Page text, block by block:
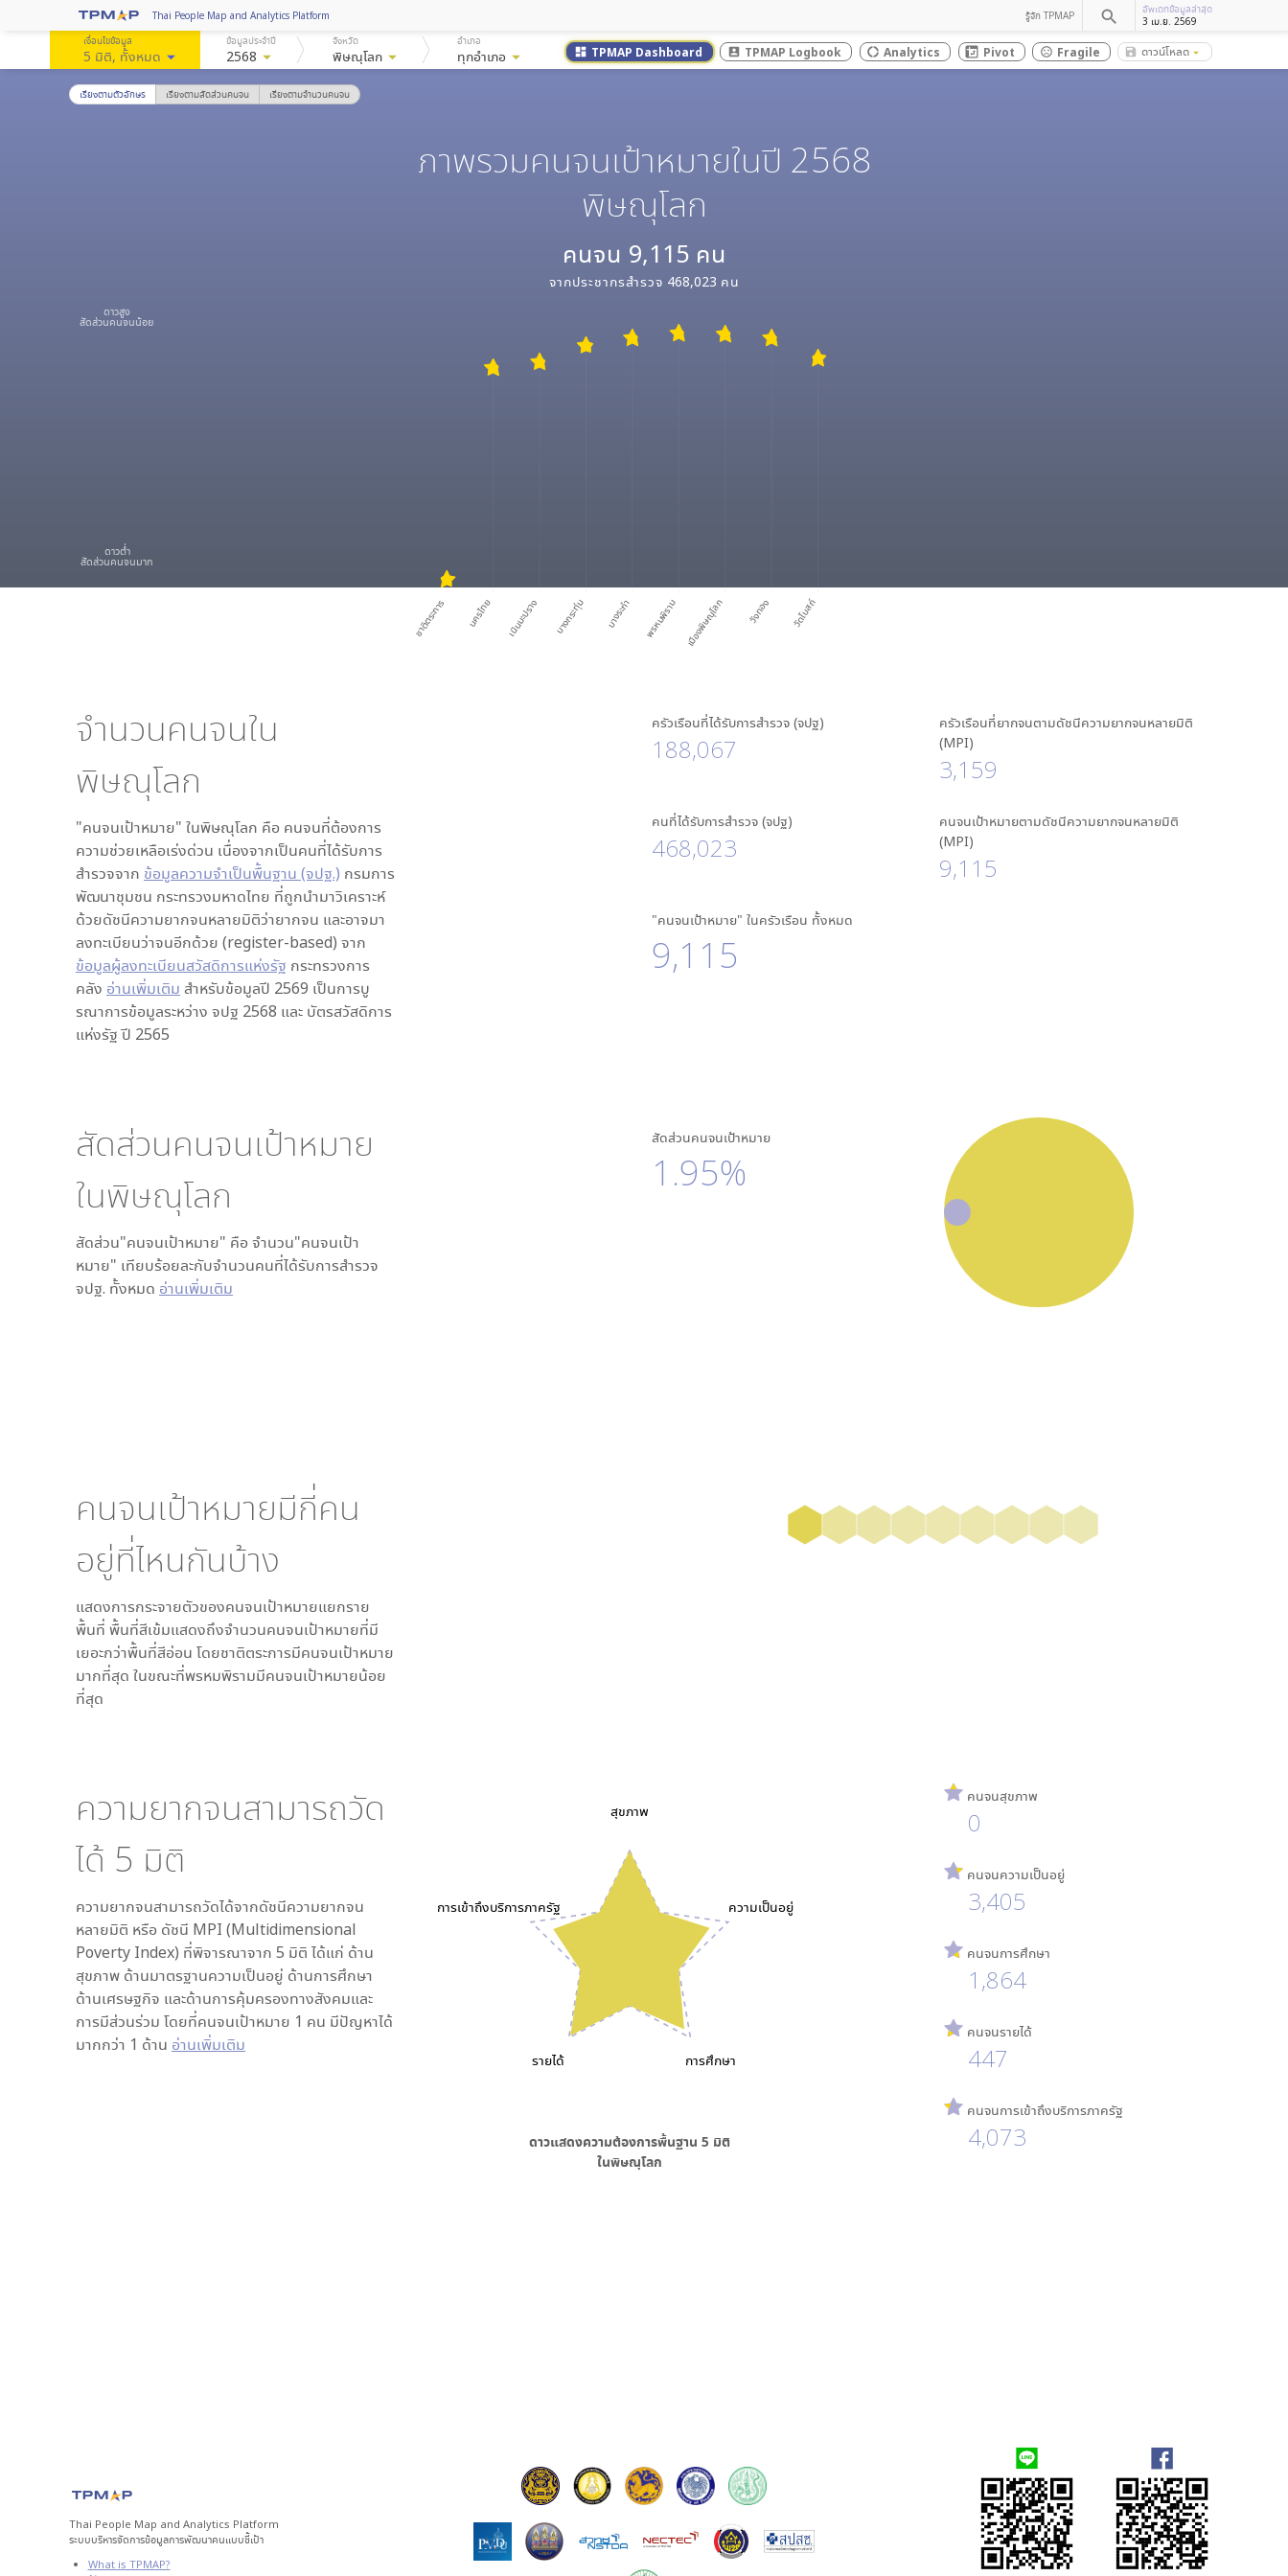
Thai People Map and Analytics Platform รู้จัก TPMAP search
อัพเดทข้อมูลล่าสุด
3 เม.ย. 2569
เงื่อนไขข้อมูล
5 มิติ, ทั้งหมด arrow_drop_down
ข้อมูลประจำปี
2568 arrow_drop_down
จังหวัด
พิษณุโลกarrow_drop_down
อำเภอ
ทุกอำเภอ arrow_drop_down dashboard TPMAP Dashboard account_box TPMAP Logbook donut_large Analytics Pivot sentiment_dissatisfied Fragile save_alt
ดาวน์โหลด arrow_drop_down
เรียงตามตัวอักษร เรียงตามสัดส่วนคนจน เรียงตามจำนวนคนจน
ภาพรวมคนจนเป้าหมายในปี 2568
พิษณุโลก
คนจน 9,115 คน
จากประชากรสำรวจ 468,023 คน
ชาติตระการ นครไทย เนินมะปราง บางกระทุ่ม บางระกำ พรหมพิราม เมืองพิษณุโลก วังทอง วัดโบสถ์
ดาวสูง
สัดส่วนคนจนน้อย
ดาวต่ำ
สัดส่วนคนจนมาก
จำนวนคนจนใน
พิษณุโลก
"คนจนเป้าหมาย" ในพิษณุโลก คือ คนจนที่ต้องการ
ความช่วยเหลือเร่งด่วน เนื่องจากเป็นคนที่ได้รับการ
สำรวจจาก ข้อมูลความจำเป็นพื้นฐาน (จปฐ.) กรมการ
พัฒนาชุมชน กระทรวงมหาดไทย ที่ถูกนำมาวิเคราะห์
ด้วยดัชนีความยากจนหลายมิติว่ายากจน และอาจมา
ลงทะเบียนว่าจนอีกด้วย (register-based) จาก
ข้อมูลผู้ลงทะเบียนสวัสดิการแห่งรัฐ กระทรวงการ
คลัง อ่านเพิ่มเติม สำหรับข้อมูลปี 2569 เป็นการบู
รณาการข้อมูลระหว่าง จปฐ 2568 และ บัตรสวัสดิการ
แห่งรัฐ ปี 2565
ครัวเรือนที่ได้รับการสำรวจ (จปฐ)
188,067
ครัวเรือนที่ยากจนตามดัชนีความยากจนหลายมิติ
(MPI)
3,159
คนที่ได้รับการสำรวจ (จปฐ)
468,023
คนจนเป้าหมายตามดัชนีความยากจนหลายมิติ
(MPI)
9,115
"คนจนเป้าหมาย" ในครัวเรือน ทั้งหมด
9,115
สัดส่วนคนจนเป้าหมาย
ในพิษณุโลก
สัดส่วน"คนจนเป้าหมาย" คือ จำนวน"คนจนเป้า
หมาย" เทียบร้อยละกับจำนวนคนที่ได้รับการสำรวจ
จปฐ. ทั้งหมด อ่านเพิ่มเติม
สัดส่วนคนจนเป้าหมาย
1.95%
คนจนเป้าหมายมีกี่คน
อยู่ที่ไหนกันบ้าง
แสดงการกระจายตัวของคนจนเป้าหมายแยกราย
พื้นที่ พื้นที่สีเข้มแสดงถึงจำนวนคนจนเป้าหมายที่มี
เยอะกว่าพื้นที่สีอ่อน โดยชาติตระการมีคนจนเป้าหมาย
มากที่สุด ในขณะที่พรหมพิรามมีคนจนเป้าหมายน้อย
ที่สุด
ความยากจนสามารถวัด
ได้ 5 มิติ
ความยากจนสามารถวัดได้จากดัชนีความยากจน
หลายมิติ หรือ ดัชนี MPI (Multidimensional
Poverty Index) ที่พิจารณาจาก 5 มิติ ได้แก่ ด้าน
สุขภาพ ด้านมาตรฐานความเป็นอยู่ ด้านการศึกษา
ด้านเศรษฐกิจ และด้านการคุ้มครองทางสังคมและ
การมีส่วนร่วม โดยที่คนจนเป้าหมาย 1 คน มีปัญหาได้
มากกว่า 1 ด้าน อ่านเพิ่มเติม
สุขภาพ
ความเป็นอยู่
การศึกษา
รายได้
การเข้าถึงบริการภาครัฐ
ดาวแสดงความต้องการพื้นฐาน 5 มิติ
ในพิษณุโลก
คนจนสุขภาพ
0
คนจนความเป็นอยู่
3,405
คนจนการศึกษา
1,864
คนจนรายได้
447
คนจนการเข้าถึงบริการภาครัฐ
4,073
Thai People Map and Analytics Platform
ระบบบริหารจัดการข้อมูลการพัฒนาคนแบบชี้เป้า
What is TPMAP?